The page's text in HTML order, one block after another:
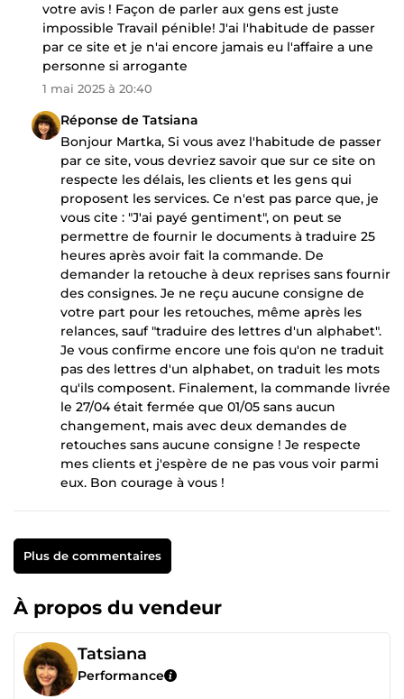
votre avis ! Façon de parler aux gens est juste
impossible Travail pénible! J'ai l'habitude de passer
par ce site et je n'ai encore jamais eu l'affaire a une
personne si arrogante
1 mai 2025 à 20:40
Réponse de Tatsiana
Bonjour Martka, Si vous avez l'habitude de passer
par ce site, vous devriez savoir que sur ce site on
respecte les délais, les clients et les gens qui
proposent les services. Ce n'est pas parce que, je
vous cite : "J'ai payé gentiment", on peut se
permettre de fournir le documents à traduire 25
heures après avoir fait la commande. De
demander la retouche à deux reprises sans fournir
des consignes. Je ne reçu aucune consigne de
votre part pour les retouches, même après les
relances, sauf "traduire des lettres d'un alphabet".
Je vous confirme encore une fois qu'on ne traduit
pas des lettres d'un alphabet, on traduit les mots
qu'ils composent. Finalement, la commande livrée
le 27/04 était fermée que 01/05 sans aucun
changement, mais avec deux demandes de
retouches sans aucune consigne ! Je respecte
mes clients et j'espère de ne pas vous voir parmi
eux. Bon courage à vous !
Plus de commentaires
À propos du vendeur
Tatsiana
Performance